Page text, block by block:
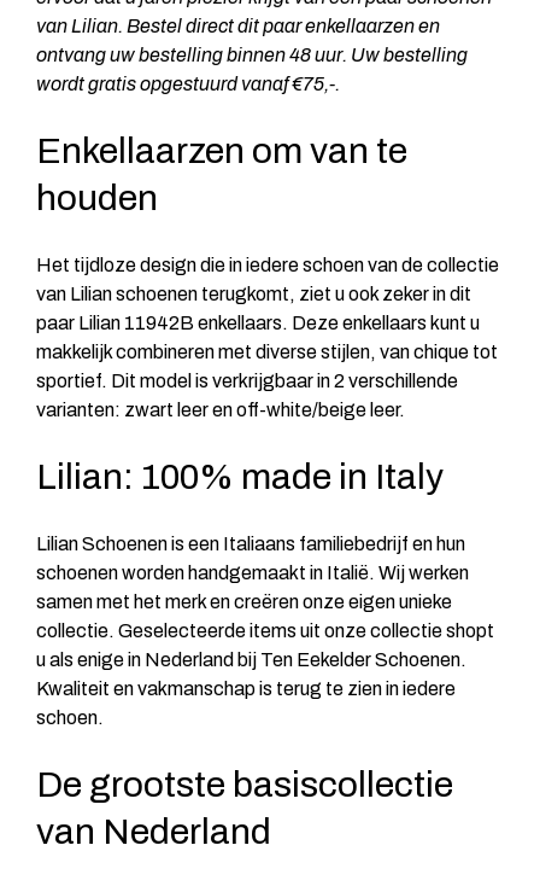
van Lilian. Bestel direct dit paar enkellaarzen en
ontvang uw bestelling binnen 48 uur. Uw bestelling
wordt gratis opgestuurd vanaf €75,-.
Enkellaarzen om van te
houden
Het tijdloze design die in iedere schoen van de collectie
van Lilian schoenen terugkomt, ziet u ook zeker in dit
paar Lilian 11942B enkellaars. Deze enkellaars kunt u
makkelijk combineren met diverse stijlen, van chique tot
sportief. Dit model is verkrijgbaar in 2 verschillende
varianten: zwart leer en off-white/beige leer.
Lilian: 100% made in Italy
Lilian Schoenen is een Italiaans familiebedrijf en hun
schoenen worden handgemaakt in Italië. Wij werken
samen met het merk en creëren onze eigen unieke
collectie. Geselecteerde items uit onze collectie shopt
u als enige in Nederland bij Ten Eekelder Schoenen.
Kwaliteit en vakmanschap is terug te zien in iedere
schoen.
De grootste basiscollectie
van Nederland